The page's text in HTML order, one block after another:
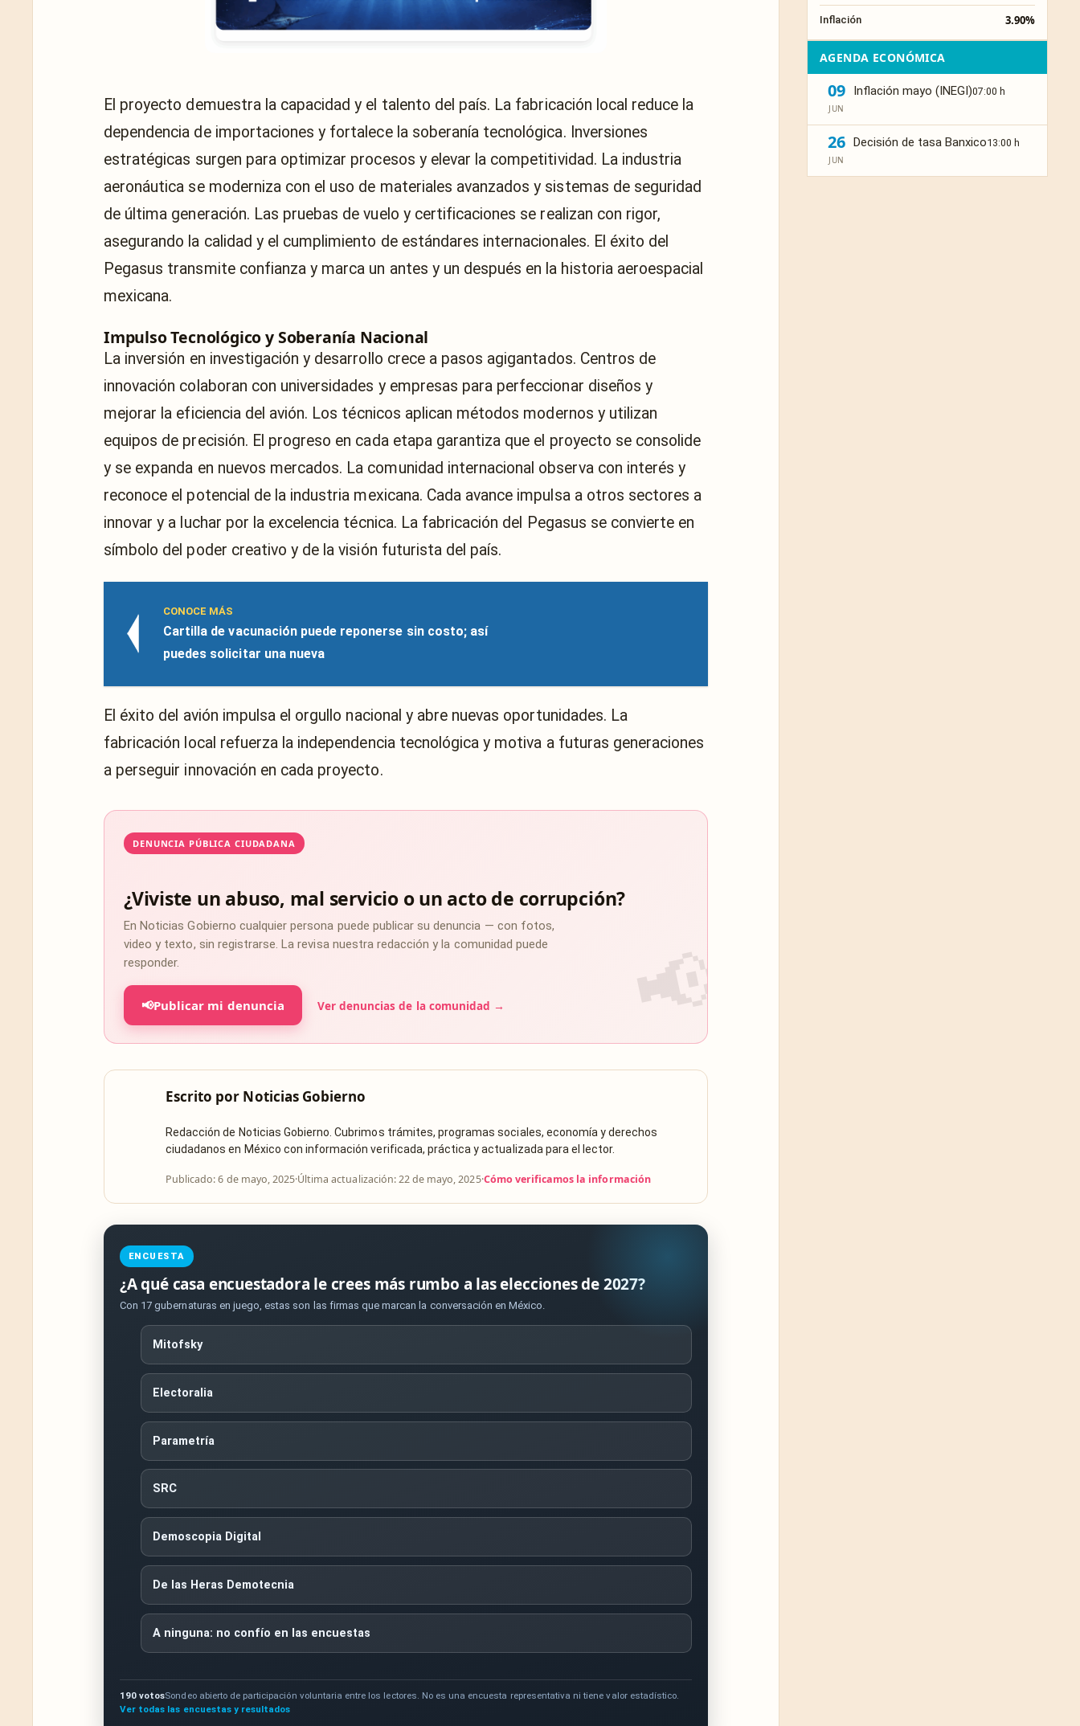
El proyecto demuestra la capacidad y el talento del país. La fabricación local reduce la
dependencia de importaciones y fortalece la soberanía tecnológica. Inversiones
estratégicas surgen para optimizar procesos y elevar la competitividad. La industria
aeronáutica se moderniza con el uso de materiales avanzados y sistemas de seguridad
de última generación. Las pruebas de vuelo y certificaciones se realizan con rigor,
asegurando la calidad y el cumplimiento de estándares internacionales. El éxito del
Pegasus transmite confianza y marca un antes y un después en la historia aeroespacial
mexicana.
Impulso Tecnológico y Soberanía Nacional
La inversión en investigación y desarrollo crece a pasos agigantados. Centros de
innovación colaboran con universidades y empresas para perfeccionar diseños y
mejorar la eficiencia del avión. Los técnicos aplican métodos modernos y utilizan
equipos de precisión. El progreso en cada etapa garantiza que el proyecto se consolide
y se expanda en nuevos mercados. La comunidad internacional observa con interés y
reconoce el potencial de la industria mexicana. Cada avance impulsa a otros sectores a
innovar y a luchar por la excelencia técnica. La fabricación del Pegasus se convierte en
símbolo del poder creativo y de la visión futurista del país.
CONOCE MÁS
Cartilla de vacunación puede reponerse sin costo; así
puedes solicitar una nueva
El éxito del avión impulsa el orgullo nacional y abre nuevas oportunidades. La
fabricación local refuerza la independencia tecnológica y motiva a futuras generaciones
a perseguir innovación en cada proyecto.
DENUNCIA PÚBLICA CIUDADANA
¿Viviste un abuso, mal servicio o un acto de corrupción?
En Noticias Gobierno cualquier persona puede publicar su denuncia — con fotos,
video y texto, sin registrarse. La revisa nuestra redacción y la comunidad puede
responder.
📢Publicar mi denuncia Ver denuncias de la comunidad →
Escrito por Noticias Gobierno
Redacción de Noticias Gobierno. Cubrimos trámites, programas sociales, economía y derechos
ciudadanos en México con información verificada, práctica y actualizada para el lector.
Publicado: 6 de mayo, 2025·Última actualización: 22 de mayo, 2025·Cómo verificamos la información
ENCUESTA
¿A qué casa encuestadora le crees más rumbo a las elecciones de 2027?
Con 17 gubernaturas en juego, estas son las firmas que marcan la conversación en México.
Mitofsky
Electoralia
Parametría
SRC
Demoscopia Digital
De las Heras Demotecnia
A ninguna: no confío en las encuestas
190 votosSondeo abierto de participación voluntaria entre los lectores. No es una encuesta representativa ni tiene valor estadístico.
Ver todas las encuestas y resultados
Inflación 3.90%
AGENDA ECONÓMICA
09
JUN
Inflación mayo (INEGI)07:00 h
26
JUN
Decisión de tasa Banxico13:00 h